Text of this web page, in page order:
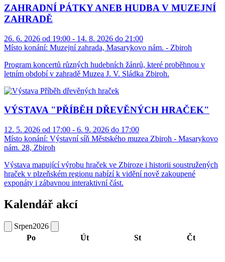
ZAHRADNÍ PÁTKY ANEB HUDBA V MUZEJNÍ
ZAHRADĚ
26. 6. 2026 od 19:00 - 14. 8. 2026 do 21:00
Místo konání: Muzejní zahrada, Masarykovo nám. - Zbiroh
Program koncertů různých hudebních žánrů, které proběhnou v
letním období v zahradě Muzea J. V. Sládka Zbiroh.
VÝSTAVA "PŘÍBĚH DŘEVĚNÝCH HRAČEK"
12. 5. 2026 od 17:00 - 6. 9. 2026 do 17:00
Místo konání: Výstavní síň Městského muzea Zbiroh - Masarykovo
nám. 28, Zbiroh
Výstava mapující výrobu hraček ve Zbiroze i historii soustružených
hraček v plzeňském regionu nabízí k vidění nově zakoupené
exponáty i zábavnou interaktivní část.
Kalendář akcí
Srpen2026
Po
Út St Čt